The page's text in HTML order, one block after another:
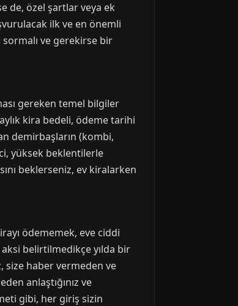
de, özel şartlar veya ek
ilk ve en önemli
sormalı ve gerekirse bir
gereken temel bilgiler
kira bedeli, ödeme tarihi
demirbaşların (kombi,
yüksek beklentilerle
beklerseniz, ev kiralarken
ödememek, eve ciddi
belirtilmedikçe yılda bir
size haber vermeden ve
anlaştığınız ve
gibi, her giriş sizin